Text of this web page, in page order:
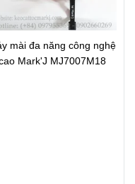
mài đa năng công nghệ
Mark'J MJ7007M18